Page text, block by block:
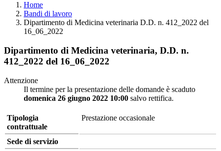
Home
Bandi di lavoro
Dipartimento di Medicina veterinaria D.D. n. 412_2022 del
16_06_2022
Dipartimento di Medicina veterinaria, D.D. n.
412_2022 del 16_06_2022
Attenzione
Il termine per la presentazione delle domande è scaduto
domenica 26 giugno 2022 10:00 salvo rettifica.
Tipologia
contrattuale
Prestazione occasionale
Sede di servizio